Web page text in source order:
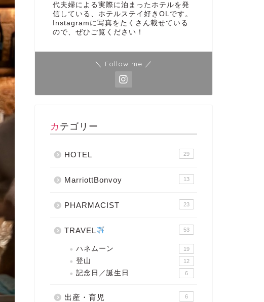
代夫婦による実際に泊まったホテルを発
信している、ホテルステイ好きOLです。
Instagramに写真をたくさん載せている
ので、ぜひご覧ください！
＼ Follow me ／
カテゴリー
HOTEL 29
MarriottBonvoy 13
PHARMACIST 23
TRAVEL 53
ハネムーン 19
登山 12
記念日／誕生日 6
出産・育児 6